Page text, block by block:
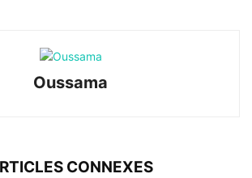
Oussama
CONNEXES